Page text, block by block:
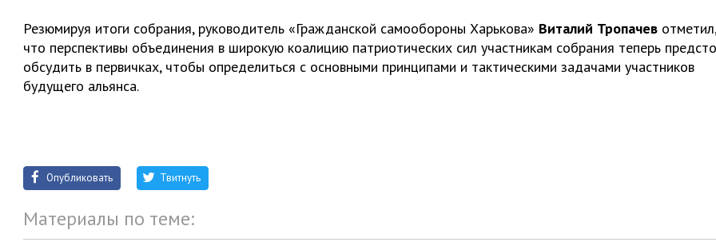
Резюмируя итоги собрания, руководитель «Гражданской самообороны Харькова» Виталий Тропачев отметил,
что перспективы объединения в широкую коалицию патриотических сил участникам собрания теперь
обсудить в первичках, чтобы определиться с основными принципами и тактическими задачами участников
будущего альянса.
Опубликовать Твитнуть
Материалы по теме: